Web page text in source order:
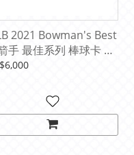
2021 Bowman's Best
手 最佳系列 棒球卡 卡
一小盒 = 6包 = 2張簽名